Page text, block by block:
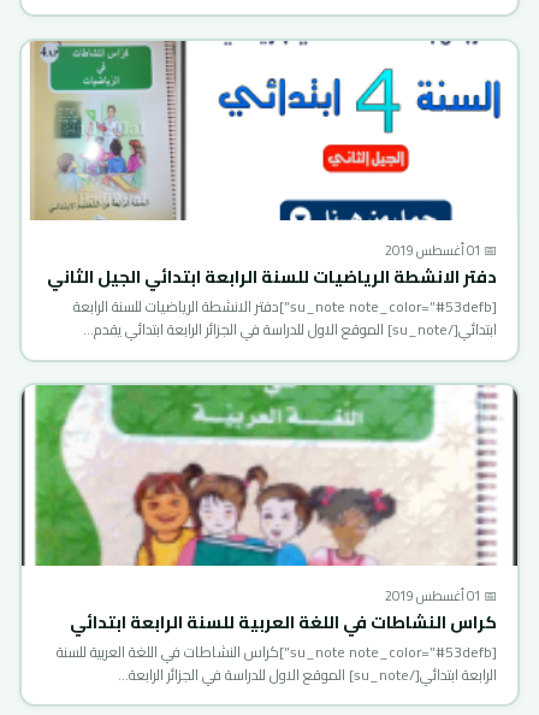
📅 01 أغسطس 2019
دفتر الانشطة الرياضيات للسنة الرابعة ابتدائي الجيل الثاني
[su_note note_color=”#53defb”]دفتر الانشطة الرياضيات للسنة الرابعة
ابتدائي[/su_note] الموقع الاول للدراسة في الجزائر الرابعة ابتدائي يقدم…
📅 01 أغسطس 2019
كراس النشاطات في اللغة العربية للسنة الرابعة ابتدائي
[su_note note_color=”#53defb”]كراس النشاطات في اللغة العربية للسنة
الرابعة ابتدائي[/su_note] الموقع الاول للدراسة في الجزائر الرابعة…